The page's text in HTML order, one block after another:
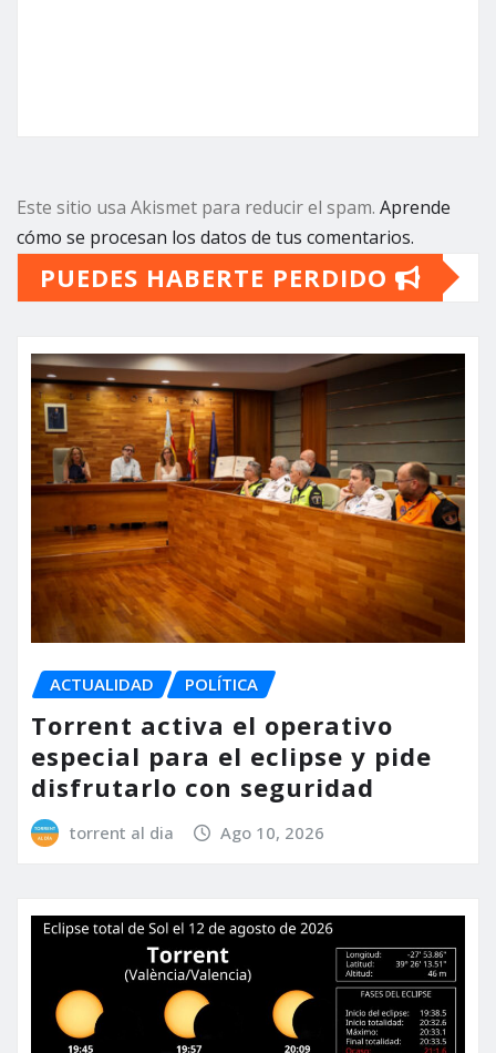
Este sitio usa Akismet para reducir el spam. Aprende
cómo se procesan los datos de tus comentarios.
PUEDES HABERTE PERDIDO
ACTUALIDAD POLÍTICA
Torrent activa el operativo
especial para el eclipse y pide
disfrutarlo con seguridad
torrent al dia Ago 10, 2026